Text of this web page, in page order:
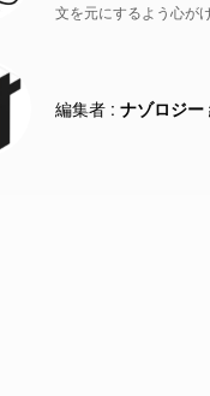
文を元にするよう心が
ナゾロジー